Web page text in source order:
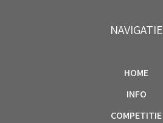
NAVIGATIE
HOME
INFO
COMPETITIE